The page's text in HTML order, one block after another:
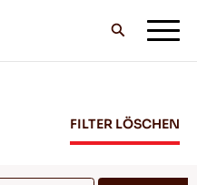
FILTER LÖSCHEN